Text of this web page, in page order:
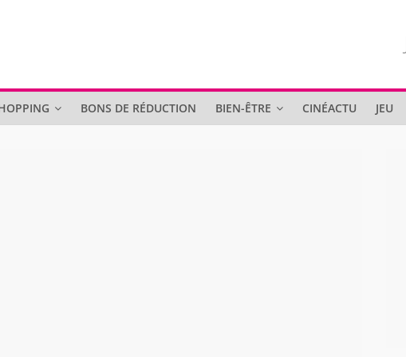
BONS DE RÉDUCTION BIEN-ÊTRE CINÉACTU JEU